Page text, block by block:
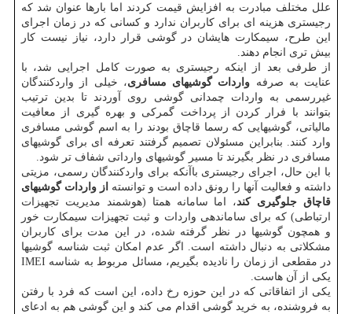
علل مختلف مبادرت به افزایش قیمت كردند اما بارها عنوان شد كه
رجیستری هزینه ای برای كاربران ندارد و كسانی كه در زمان اجرای
این طرح، سیمكارت هایشان در گوشی قرار دارد، نیاز نیست كار
بیش تری انجام دهند.
از طرفی بعد از اینكه رجیستری به صورت كامل اجرایی شد، با
عنایت به صرفه واردات گوشیهای مسافری، خیلی از واردكنندگان
غیررسمی به واردات چمدانی گوشی روی آوردند تا بدین ترتیب
بتوانند با فرار كردن از پرداخت گمركی و بهره گیری از معافیت
مالیاتی، گوشیهایی كه رسما قاچاق بودند را به اسم گوشی مسافری
وارد كنند. بنابراین مسئولان تصمیم گرفتند تعرفه ای برای گوشیهای
مسافری در نظر بگیرند تا مسیر گوشیهای وارداتی شفاف تر شود.
با این حال، اجرای رجیستری باآنكه برای واردكنندگان رسمی، مزیتی
داشته و فعالیت آنها را رونق داده است و توانسته از واردات گوشیهای
قاچاق جلوگیری كند، اما سامانه همتا (هوشمند مدیریت تجهیزات
ارتباطی) كه برای ساماندهی واردات و ثبت تجهیزات سیمكارت خور
و همچون گوشیها در نظر گرفته شده، در این مدت برای كاربران
مشكلاتی به دنبال داشته است. اگر عدم امكان ثبت شناسه گوشیها
در مقطعی از زمان را نادیده بگیریم، مسائل مربوط به شناسه IMEI
یكی از آن هاست.
یكی از اتفاقاتی كه در این حوزه رخ داده، این است كه فرد با رفتن
به فروشنده، به خرید گوشی اقدام می كند و این گوشی هم به ادعای